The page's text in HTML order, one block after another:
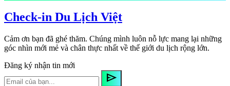
Check-in Du Lịch Việt
Cảm ơn bạn đã ghé thăm. Chúng mình luôn nỗ lực mang lại những
góc nhìn mới mẻ và chân thực nhất về thế giới du lịch rộng lớn.
Đăng ký nhận tin mới
send